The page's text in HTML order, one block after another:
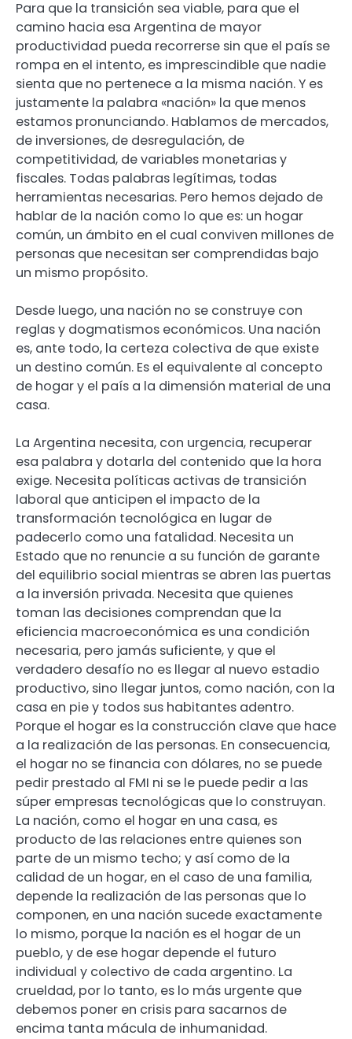
Para que la transición sea viable, para que el
camino hacia esa Argentina de mayor
productividad pueda recorrerse sin que el país se
rompa en el intento, es imprescindible que nadie
sienta que no pertenece a la misma nación. Y es
justamente la palabra «nación» la que menos
estamos pronunciando. Hablamos de mercados,
de inversiones, de desregulación, de
competitividad, de variables monetarias y
fiscales. Todas palabras legítimas, todas
herramientas necesarias. Pero hemos dejado de
hablar de la nación como lo que es: un hogar
común, un ámbito en el cual conviven millones de
personas que necesitan ser comprendidas bajo
un mismo propósito.
Desde luego, una nación no se construye con
reglas y dogmatismos económicos. Una nación
es, ante todo, la certeza colectiva de que existe
un destino común. Es el equivalente al concepto
de hogar y el país a la dimensión material de una
casa.
La Argentina necesita, con urgencia, recuperar
esa palabra y dotarla del contenido que la hora
exige. Necesita políticas activas de transición
laboral que anticipen el impacto de la
transformación tecnológica en lugar de
padecerlo como una fatalidad. Necesita un
Estado que no renuncie a su función de garante
del equilibrio social mientras se abren las puertas
a la inversión privada. Necesita que quienes
toman las decisiones comprendan que la
eficiencia macroeconómica es una condición
necesaria, pero jamás suficiente, y que el
verdadero desafío no es llegar al nuevo estadio
productivo, sino llegar juntos, como nación, con la
casa en pie y todos sus habitantes adentro.
Porque el hogar es la construcción clave que hace
a la realización de las personas. En consecuencia,
el hogar no se financia con dólares, no se puede
pedir prestado al FMI ni se le puede pedir a las
súper empresas tecnológicas que lo construyan.
La nación, como el hogar en una casa, es
producto de las relaciones entre quienes son
parte de un mismo techo; y así como de la
calidad de un hogar, en el caso de una familia,
depende la realización de las personas que lo
componen, en una nación sucede exactamente
lo mismo, porque la nación es el hogar de un
pueblo, y de ese hogar depende el futuro
individual y colectivo de cada argentino. La
crueldad, por lo tanto, es lo más urgente que
debemos poner en crisis para sacarnos de
encima tanta mácula de inhumanidad.